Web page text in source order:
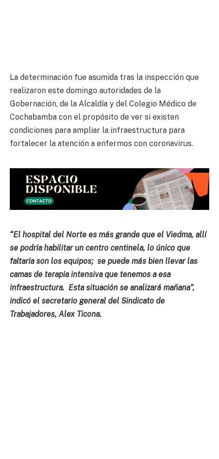
La determinación fue asumida tras la inspección que
realizaron este domingo autoridades de la
Gobernación, de la Alcaldía y del Colegio Médico de
Cochabamba con el propósito de ver si existen
condiciones para ampliar la infraestructura para
fortalecer la atención a enfermos con coronavirus.
“El hospital del Norte es más grande que el Viedma, allí
se podría habilitar un centro centinela, lo único que
faltaría son los equipos; se puede más bien llevar las
camas de terapia intensiva que tenemos a esa
infraestructura. Esta situación se analizará mañana”,
indicó el secretario general del Sindicato de
Trabajadores, Alex Ticona.